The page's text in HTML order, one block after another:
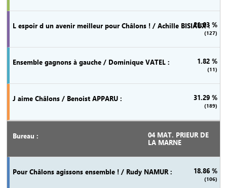
21.03 %
(127)
1.82 %
(11)
31.29 %
(189)
04 MAT. PRIEUR DE
LA MARNE
18.86 %
(106)